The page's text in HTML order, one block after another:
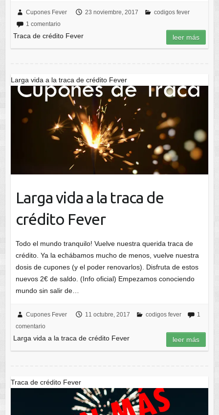
Cupones Fever 23 noviembre, 2017
codigos fever
1 comentario
Traca de crédito Fever leer más
Larga vida a la traca de crédito Fever
Larga vida a la traca de
crédito Fever
Todo el mundo tranquilo! Vuelve nuestra querida traca de
crédito. Ya la echábamos mucho de menos, vuelve nuestra
dosis de cupones (y el poder renovarlos). Disfruta de estos
nuevos 2€ de saldo. (Info oficial) Empezamos conociendo
mundo sin salir de…
Cupones Fever 11 octubre, 2017 codigos fever
1
comentario
Larga vida a la traca de crédito Fever leer más
Traca de crédito Fever